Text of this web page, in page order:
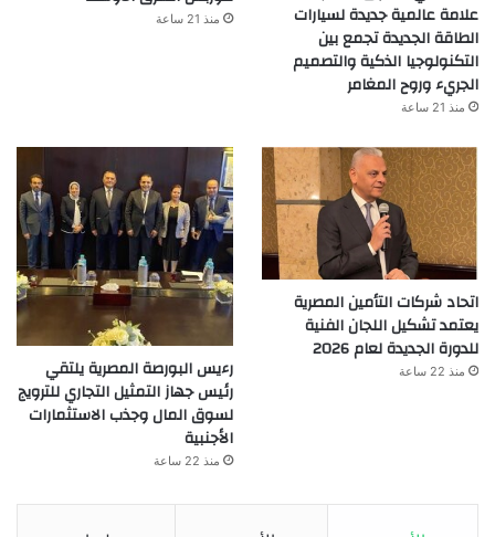
علامة عالمية جديدة لسيارات
الطاقة الجديدة تجمع بين
التكنولوجيا الذكية والتصميم
الجريء وروح المغامر
منذ 21 ساعة
منذ 21 ساعة
اتحاد شركات التأمين المصرية
يعتمد تشكيل اللجان الفنية
للدورة الجديدة لعام 2026
منذ 22 ساعة
رءيس البورصة المصرية يلتقي
رئيس جهاز التمثيل التجاري للترويج
لسوق المال وجذب الاستثمارات
الأجنبية
منذ 22 ساعة